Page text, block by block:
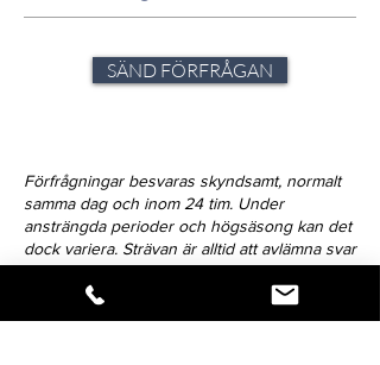
SÄND FÖRFRÅGAN
Förfrågningar besvaras skyndsamt, normalt
samma dag och inom 24 tim. Under
ansträngda perioder och högsäsong kan det
dock variera. Strävan är alltid att avlämna svar
inom 72-timmar.